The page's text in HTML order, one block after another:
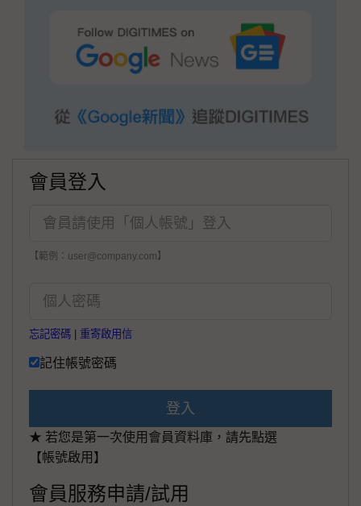
會員登入
【範例：user@company.com】
忘記密碼 重寄啟用信
記住帳號密碼
登入
★ 若您是第一次使用會員資料庫，請先點選
【帳號啟用】
會員服務申請/試用